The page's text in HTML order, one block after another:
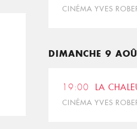
CINÉMA YVES
DIMANCHE 9
19:00 LA
CINÉMA YVES